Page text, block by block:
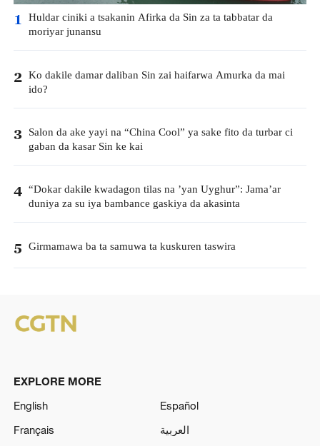
1 Huldar ciniki a tsakanin Afirka da Sin za ta tabbatar da
moriyar junansu
2 Ko dakile damar daliban Sin zai haifarwa Amurka da mai
ido?
3 Salon da ake yayi na “China Cool” ya sake fito da turbar ci
gaban da kasar Sin ke kai
4 “Dokar dakile kwadagon tilas na ’yan Uyghur”: Jama’ar
duniya za su iya bambance gaskiya da akasinta
5 Girmamawa ba ta samuwa ta kuskuren taswira
EXPLORE MORE
English
Español
Français
العربية